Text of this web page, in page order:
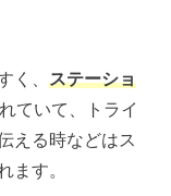
く、ステーショ
ていて、トライ
える時などはス
ます。